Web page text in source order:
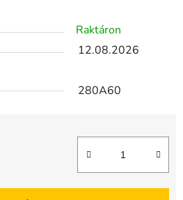
Raktáron
12.08.2026
280A60